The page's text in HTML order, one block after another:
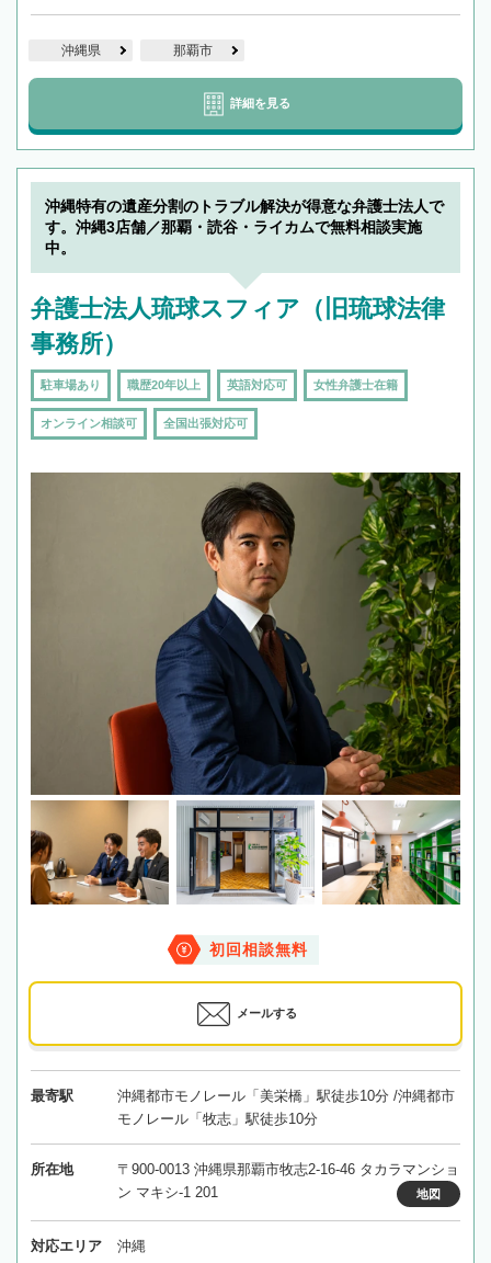
沖縄県 那覇市
詳細を見る
沖縄特有の遺産分割のトラブル解決が得意な弁護士法人で
す。沖縄3店舗／那覇・読谷・ライカムで無料相談実施
中。
弁護士法人琉球スフィア（旧琉球法律
事務所）
駐車場あり 職歴20年以上 英語対応可 女性弁護士在籍
オンライン相談可 全国出張対応可
初回相談無料
メールする
最寄駅
沖縄都市モノレール「美栄橋」駅徒歩10分 /沖縄都市
モノレール「牧志」駅徒歩10分
所在地
〒900-0013 沖縄県那覇市牧志2-16-46 タカラマンショ
ン マキシ-1 201
地図
対応エリア 沖縄